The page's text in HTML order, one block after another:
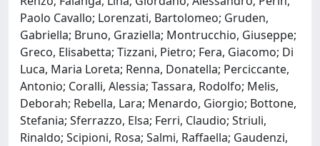
Paolo Cavallo; Lorenzati, Bartolomeo; Gruden,
Gabriella; Bruno, Graziella; Montrucchio, Giuseppe;
Greco, Elisabetta; Tizzani, Pietro; Fera, Giacomo; Di
Luca, Maria Loreta; Renna, Donatella; Perciccante,
Antonio; Coralli, Alessia; Tassara, Rodolfo; Melis,
Deborah; Rebella, Lara; Menardo, Giorgio; Bottone,
Stefania; Sferrazzo, Elsa; Ferri, Claudio; Striuli,
Rinaldo; Scipioni, Rosa; Salmi, Raffaella; Gaudenzi,